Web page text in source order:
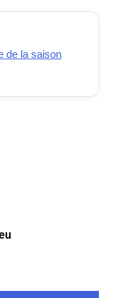
de la saison